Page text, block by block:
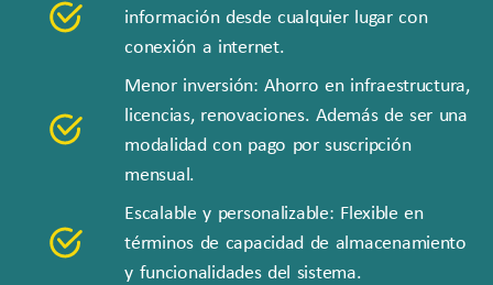
información desde cualquier lugar con
conexión a internet.
Menor inversión: Ahorro en infraestructura,
licencias, renovaciones. Además de ser una
modalidad con pago por suscripción
mensual.
Escalable y personalizable: Flexible en
términos de capacidad de almacenamiento
y funcionalidades del sistema.